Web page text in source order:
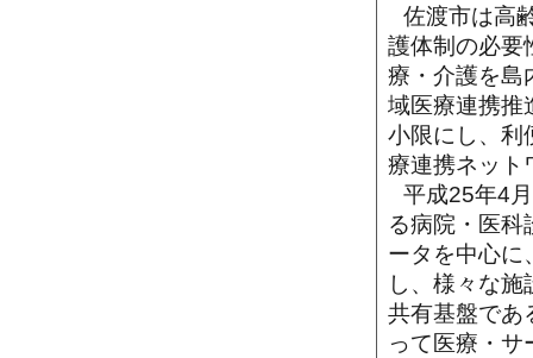
佐渡市は高
護体制の必
療・介護を島
域医療連携推
小限にし、利
療連携ネット
平成25年4
る病院・医科
ータを中心に
し、様々な
共有基盤であ
って医療・